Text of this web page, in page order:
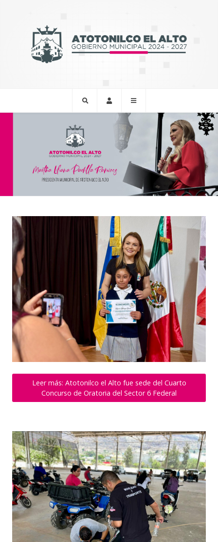
Leer más: Atotonilco el Alto fue sede del Cuarto
Concurso de Oratoria del Sector 6 Federal